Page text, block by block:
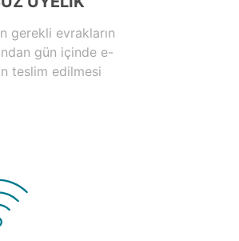
gerekli evrakların
gün içinde e-
teslim edilmesi